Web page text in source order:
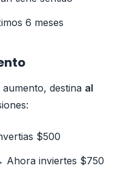
6 meses
destina al
$500
Ahora inviertes $750